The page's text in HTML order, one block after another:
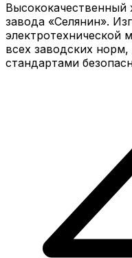
завода «Селянин».
всех заводских
стандартами